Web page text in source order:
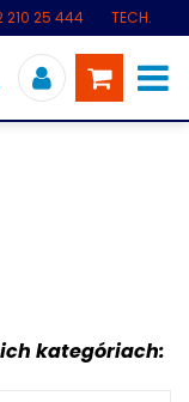
210 25 444
TECH.
kategóriach: